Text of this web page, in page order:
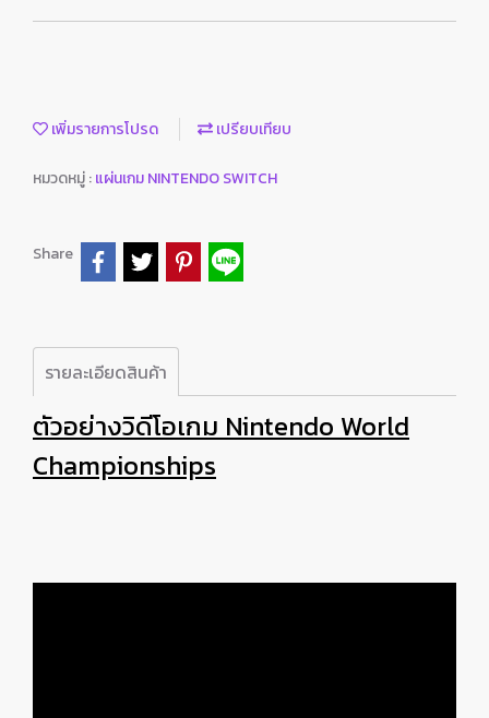
เพิ่มรายการโปรด เปรียบเทียบ
หมวดหมู่ :แผ่นเกม NINTENDO SWITCH
Share
รายละเอียดสินค้า
ตัวอย่างวิดีโอเกม Nintendo World
Championships